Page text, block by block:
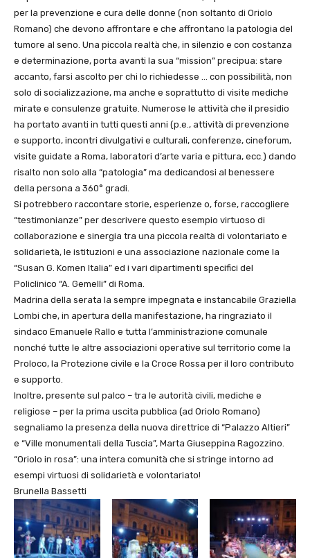
per la prevenzione e cura delle donne (non soltanto di Oriolo
Romano) che devono affrontare e che affrontano la patologia del
tumore al seno. Una piccola realtà che, in silenzio e con costanza
e determinazione, porta avanti la sua “mission” precipua: stare
accanto, farsi ascolto per chi lo richiedesse … con possibilità, non
solo di socializzazione, ma anche e soprattutto di visite mediche
mirate e consulenze gratuite. Numerose le attività che il presidio
ha portato avanti in tutti questi anni (p.e., attività di prevenzione
e supporto, incontri divulgativi e culturali, conferenze, cineforum,
visite guidate a Roma, laboratori d’arte varia e pittura, ecc.) dando
risalto non solo alla “patologia” ma dedicandosi al benessere
della persona a 360° gradi.
Si potrebbero raccontare storie, esperienze o, forse, raccogliere
“testimonianze” per descrivere questo esempio virtuoso di
collaborazione e sinergia tra una piccola realtà di volontariato e
solidarietà, le istituzioni e una associazione nazionale come la
“Susan G. Komen Italia” ed i vari dipartimenti specifici del
Policlinico “A. Gemelli” di Roma.
Madrina della serata la sempre impegnata e instancabile Graziella
Lombi che, in apertura della manifestazione, ha ringraziato il
sindaco Emanuele Rallo e tutta l’amministrazione comunale
nonché tutte le altre associazioni operative sul territorio come la
Proloco, la Protezione civile e la Croce Rossa per il loro contributo
e supporto.
Inoltre, presente sul palco – tra le autorità civili, mediche e
religiose – per la prima uscita pubblica (ad Oriolo Romano)
segnaliamo la presenza della nuova direttrice di “Palazzo Altieri”
e “Ville monumentali della Tuscia”, Marta Giuseppina Ragozzino.
“Oriolo in rosa”: una intera comunità che si stringe intorno ad
esempi virtuosi di solidarietà e volontariato!
Brunella Bassetti